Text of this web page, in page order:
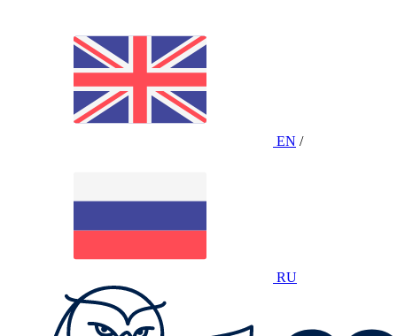
EN /
RU